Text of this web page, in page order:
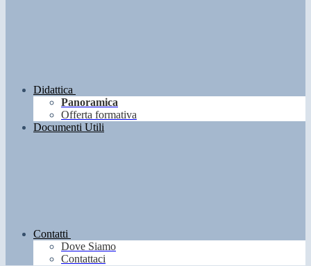
Didattica
Panoramica
Offerta formativa
Documenti Utili
Contatti
Dove Siamo
Contattaci